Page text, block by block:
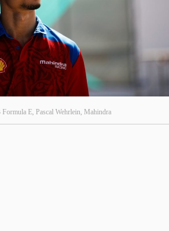
E, Pascal Wehrlein, Mahindra